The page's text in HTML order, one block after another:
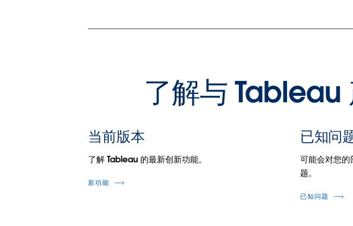
了解与 Tableau
当前版本
了解 Tableau 的最新创新功能。
新功能
已知问
可能会对您的
题。
已知问题